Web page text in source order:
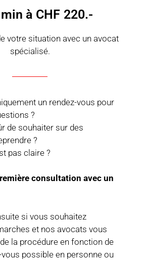
à CHF 220.-
votre situation avec un avocat
spécialisé.
un rendez-vous pour
?
de souhaiter sur des
?
pas claire ?
consultation avec un
si vous souhaitez
et nos avocats vous
la procédure en fonction de
possible en personne ou